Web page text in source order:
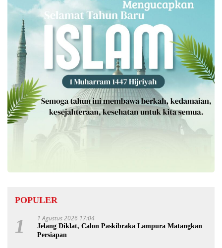
POPULER
1 1 Agustus 2026 17:04
Jelang Diklat, Calon Paskibraka Lampura Matangkan
Persiapan